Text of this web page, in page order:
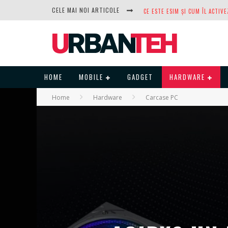
CELE MAI NOI ARTICOLE
HOME MOBILE GADGET HARDWARE
Home Hardware Carcase PC